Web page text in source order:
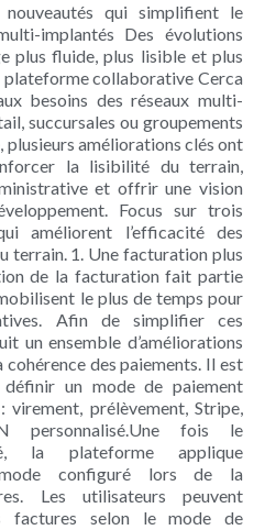
qui simplifient le
implantés Des évolutions
plus fluide, plus lisible et plus
plateforme collaborative Cerca
besoins des réseaux multi-
succursales ou groupements
plusieurs améliorations clés ont
la lisibilité du terrain,
et offrir une vision
Focus sur trois
améliorent l’efficacité des
terrain. 1. Une facturation plus
de la facturation fait partie
le plus de temps pour
Afin de simplifier ces
un ensemble d’améliorations
des paiements. Il est
un mode de paiement
prélèvement, Stripe,
personnalisé.Une fois le
la plateforme applique
configuré lors de la
Les utilisateurs peuvent
factures selon le mode de